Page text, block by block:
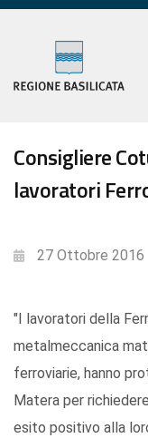
Consigliere
lavoratori
27 Ottobre 2016
"I lavoratori della
metalmeccanica
ferroviarie, hanno
Matera per
esito positivo alla